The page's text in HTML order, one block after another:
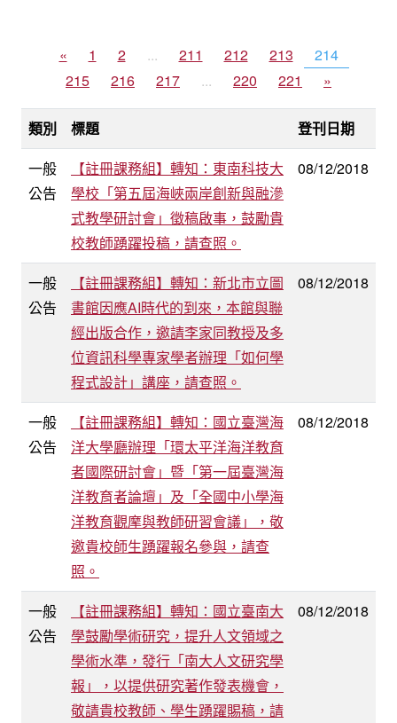
« 1 2 ... 211 212 213
214
215
216 217 ... 220 221 »
類別 標題
登刊日期
一般
公告
【註冊課務組】轉知：東南科技大
學校「第五屆海峽兩岸創新與融滲
式教學研討會」徵稿啟事，鼓勵貴
校教師踴躍投稿，請查照。
08/12/2018
一般
公告
【註冊課務組】轉知：新北市立圖
書館因應AI時代的到來，本館與聯
經出版合作，邀請李家同教授及多
位資訊科學專家學者辦理「如何學
程式設計」講座，請查照。
08/12/2018
一般
公告
【註冊課務組】轉知：國立臺灣海
洋大學廳辦理「環太平洋海洋教育
者國際研討會」暨「第一屆臺灣海
洋教育者論壇」及「全國中小學海
洋教育觀摩與教師研習會議」，敬
邀貴校師生踴躍報名參與，請查
照。
08/12/2018
一般
公告
【註冊課務組】轉知：國立臺南大
學鼓勵學術研究，提升人文領域之
學術水準，發行「南大人文研究學
報」，以提供研究著作發表機會，
敬請貴校教師、學生踴躍賜稿，請
08/12/2018